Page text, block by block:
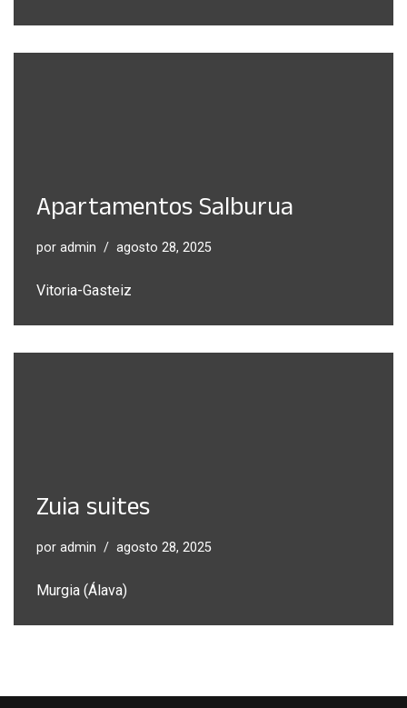
Apartamentos Salburua
por admin agosto 28, 2025
Vitoria-Gasteiz
Zuia suites
por admin agosto 28, 2025
Murgia (Álava)